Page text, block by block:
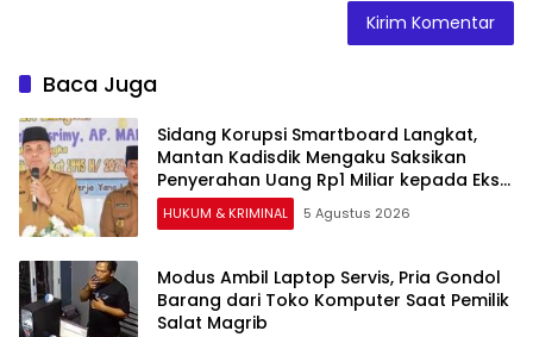
Baca Juga
Sidang Korupsi Smartboard Langkat,
Mantan Kadisdik Mengaku Saksikan
Penyerahan Uang Rp1 Miliar kepada Eks
Pj Bupati
HUKUM & KRIMINAL 5 Agustus 2026
Modus Ambil Laptop Servis, Pria Gondol
Barang dari Toko Komputer Saat Pemilik
Salat Magrib